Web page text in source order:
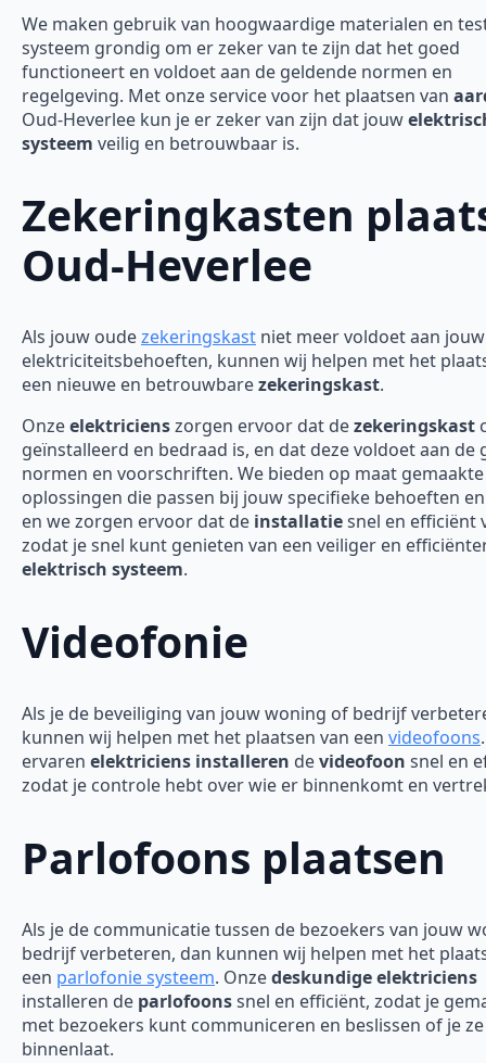
We maken gebruik van hoogwaardige materialen en
systeem grondig om er zeker van te zijn dat het goed
functioneert en voldoet aan de geldende normen en
regelgeving. Met onze service voor het plaatsen van
Oud-Heverlee kun je er zeker van zijn dat jouw
systeem veilig en betrouwbaar is.
Zekeringkasten
Oud-Heverlee
Als jouw oudezekeringskast niet meer voldoet aan jouw
elektriciteitsbehoeften, kunnen wij helpen met het
een nieuwe en betrouwbarezekeringskast.
Onzeelektricienszorgen ervoor dat dezekeringskast
geïnstalleerd en bedraad is, en dat deze voldoet aan de
normen en voorschriften. We bieden op maat gemaakte
oplossingen die passen bij jouw specifieke behoeften
en we zorgen ervoor dat de installatiesnel en efficiënt
zodat je snel kunt genieten van een veiliger en
elektrisch systeem.
Videofonie
Als je de beveiliging van jouw woning of bedrijf
kunnen wij helpen met het plaatsen van een videofoons
ervaren elektriciens installeren devideofoon snel en
zodat je controle hebt over wie er binnenkomt en
Parlofoons plaatsen
Als je de communicatie tussen de bezoekers van jouw
bedrijf verbeteren, dan kunnen wij helpen met het
een parlofonie systeem. Onzedeskundige elektriciens
installeren de parlofoonssnel en efficiënt, zodat je
met bezoekers kunt communiceren en beslissen of je ze
binnenlaat.